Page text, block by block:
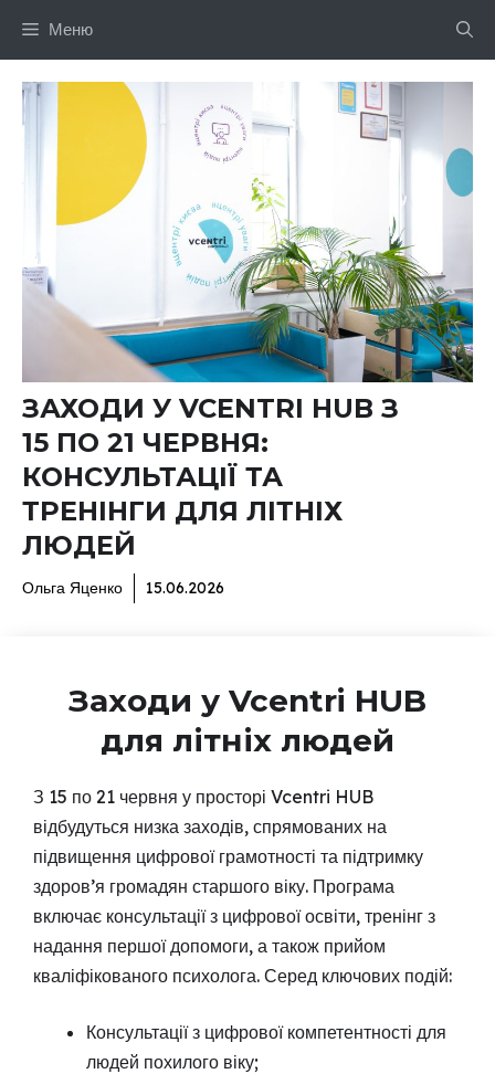
Меню
ЗАХОДИ У VCENTRI HUB З
15 ПО 21 ЧЕРВНЯ:
КОНСУЛЬТАЦІЇ ТА
ТРЕНІНГИ ДЛЯ ЛІТНІХ
ЛЮДЕЙ
Ольга Яценко 15.06.2026
Заходи у Vcentri HUB
для літніх людей
З 15 по 21 червня у просторі Vcentri HUB
відбудуться низка заходів, спрямованих на
підвищення цифрової грамотності та підтримку
здоров’я громадян старшого віку. Програма
включає консультації з цифрової освіти, тренінг з
надання першої допомоги, а також прийом
кваліфікованого психолога. Серед ключових подій:
Консультації з цифрової компетентності для
людей похилого віку;